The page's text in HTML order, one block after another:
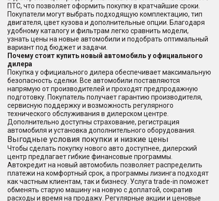
ПТС, что позволяет оформить покупку в кратчайшие сроки.
Покупатели могут выбрать подходящую комплектацию, тип
двигателя, цвет кузова и дополнительные опции. Благодаря
удобному каталогу и фильтрам легко сравнить модели,
узнать цены на новые автомобили и подобрать оптимальный
вариант под бюджет и задачи.
Почему стоит купить новый автомобиль у официального
дилера
Покупка у официального дилера обеспечивает максимальную
безопасность сделки. Все автомобили поставляются
напрямую от производителей и проходят предпродажную
подготовку. Покупатель получает гарантию производителя,
сервисную поддержку и возможность регулярного
технического обслуживания в дилерском центре.
Дополнительно доступны страхование, регистрация
автомобиля и установка дополнительного оборудования.
Выгодные условия покупки и низкие цены
Чтобы сделать покупку нового авто доступнее, дилерский
центр предлагает гибкие финансовые программы.
Автокредит на новый автомобиль позволяет распределить
платежи на комфортный срок, а программы лизинга подходят
как частным клиентам, так и бизнесу. Услуга trade-in поможет
обменять старую машину на новую с доплатой, сократив
расходы и время на продажу. Регулярные акции и ценовые